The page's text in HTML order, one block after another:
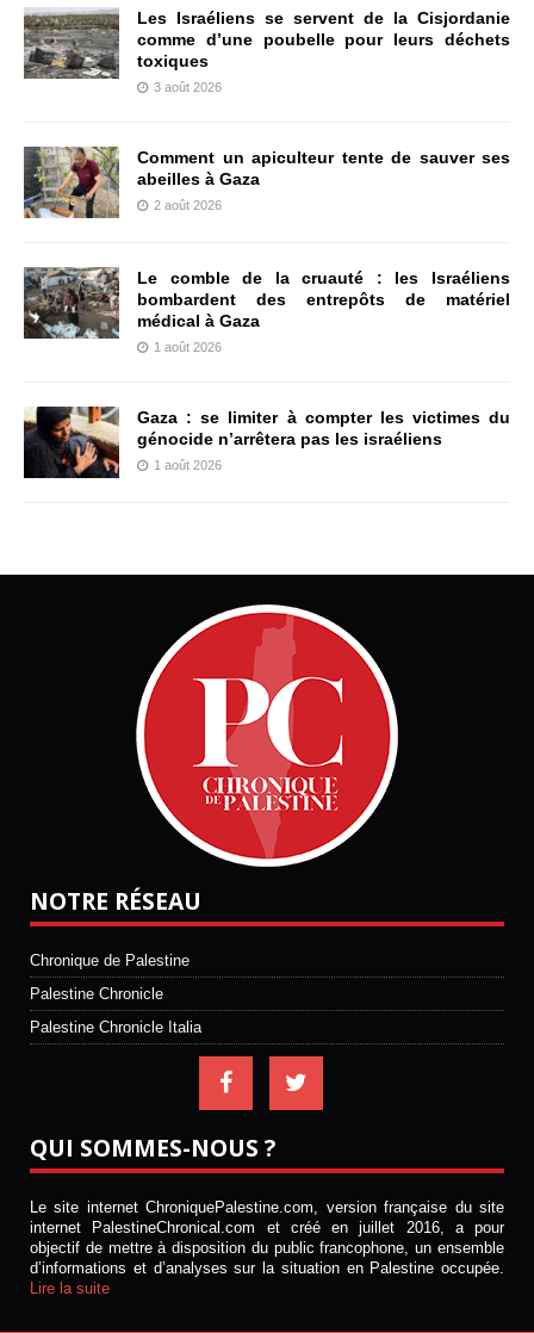
Les Israéliens se servent de la Cisjordanie
comme d’une poubelle pour leurs déchets
toxiques
3 août 2026
Comment un apiculteur tente de sauver ses
abeilles à Gaza
2 août 2026
Le comble de la cruauté : les Israéliens
bombardent des entrepôts de matériel
médical à Gaza
1 août 2026
Gaza : se limiter à compter les victimes du
génocide n’arrêtera pas les israéliens
1 août 2026
NOTRE RÉSEAU
Chronique de Palestine
Palestine Chronicle
Palestine Chronicle Italia
QUI SOMMES-NOUS ?
Le site internet ChroniquePalestine.com, version française du site
internet PalestineChronical.com et créé en juillet 2016, a pour
objectif de mettre à disposition du public francophone, un ensemble
d’informations et d’analyses sur la situation en Palestine occupée.
Lire la suite